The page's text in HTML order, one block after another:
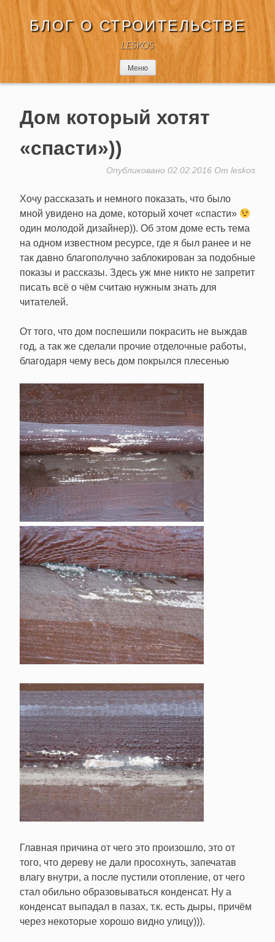
содержимому
БЛОГ О СТРОИТЕЛЬСТВЕ
LESKOS
Меню
Дом который хотят
«спасти»))
Опубликовано 02.02.2016 От leskos
Хочу рассказать и немного показать, что было
мной увидено на доме, который хочет «спасти»
один молодой дизайнер)). Об этом доме есть тема
на одном известном ресурсе, где я был ранее и не
так давно благополучно заблокирован за подобные
показы и рассказы. Здесь уж мне никто не запретит
писать всё о чём считаю нужным знать для
читателей.
От того, что дом поспешили покрасить не выждав
год, а так же сделали прочие отделочные работы,
благодаря чему весь дом покрылся плесенью
Главная причина от чего это произошло, это от
того, что дереву не дали просохнуть, запечатав
влагу внутри, а после пустили отопление, от чего
стал обильно образовываться конденсат. Ну а
конденсат выпадал в пазах, т.к. есть дыры, причём
через некоторые хорошо видно улицу))).